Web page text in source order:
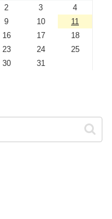
2 3
4
9 10
11
16 17
18
23 24
25
30 31